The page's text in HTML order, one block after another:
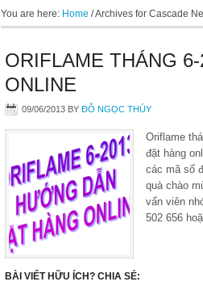
You are here: Home /Archives for Cascade
ORIFLAME THÁNG
ONLINE
09/06/2013 BY ĐỖ NGỌC THÚY
Oriflame
đặt hàng
các mã số
quà chào
vấn viên
502 656
BÀI VIẾT HỮU ÍCH? CHIA SẺ: